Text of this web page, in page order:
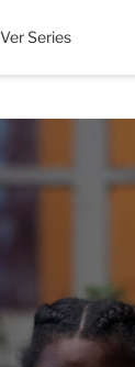
Ver Series